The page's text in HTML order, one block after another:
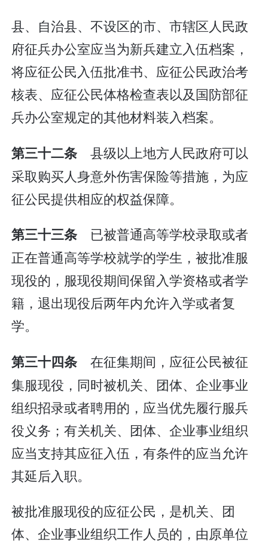
县、自治县、不设区的市、市辖区人民政
府征兵办公室应当为新兵建立入伍档案，
将应征公民入伍批准书、应征公民政治考
核表、应征公民体格检查表以及国防部征
兵办公室规定的其他材料装入档案。
第三十二条 县级以上地方人民政府可以
采取购买人身意外伤害保险等措施，为应
征公民提供相应的权益保障。
第三十三条 已被普通高等学校录取或者
正在普通高等学校就学的学生，被批准服
现役的，服现役期间保留入学资格或者学
籍，退出现役后两年内允许入学或者复
学。
第三十四条 在征集期间，应征公民被征
集服现役，同时被机关、团体、企业事业
组织招录或者聘用的，应当优先履行服兵
役义务；有关机关、团体、企业事业组织
应当支持其应征入伍，有条件的应当允许
其延后入职。
被批准服现役的应征公民，是机关、团
体、企业事业组织工作人员的，由原单位